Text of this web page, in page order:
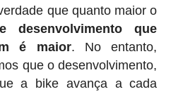
que quanto maior o
desenvolvimento que
é maior. No entanto,
que o desenvolvimento,
a bike avança a cada